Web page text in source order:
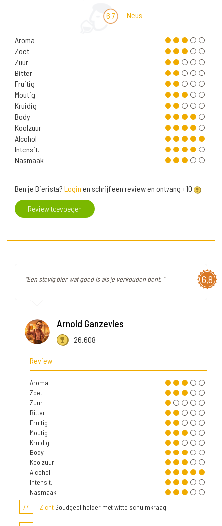
6,7 Neus
Aroma
Zoet
Zuur
Bitter
Fruitig
Moutig
Kruidig
Body
Koolzuur
Alcohol
Intensit.
Nasmaak
Ben je Bierista? Login en schrijf een review en ontvang +10
Review toevoegen
6,8
"Een stevig bier wat goed is als je verkouden bent. "
Arnold Ganzevles
26.608
Review
Aroma
Zoet
Zuur
Bitter
Fruitig
Moutig
Kruidig
Body
Koolzuur
Alcohol
Intensit.
Nasmaak
7,4
Zicht Goudgeel helder met witte schuimkraag